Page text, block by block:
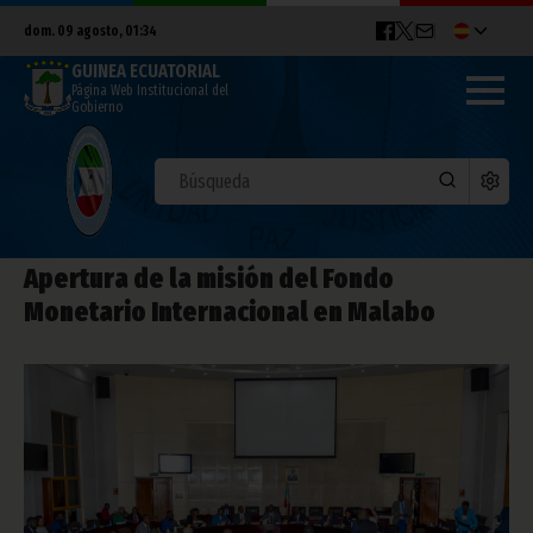
dom. 09 agosto, 01:34
GUINEA ECUATORIAL
Página Web Institucional del
Gobierno
Apertura de la misión del Fondo
Monetario Internacional en Malabo